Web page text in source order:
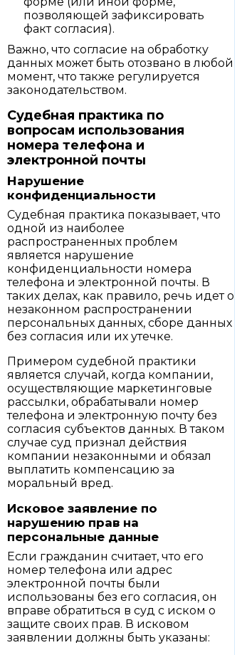
позволяющей зафиксировать
факт согласия).
Важно, что согласие на обработку
данных может быть отозвано в любой
момент, что также регулируется
законодательством.
Судебная практика по
вопросам использования
номера телефона и
электронной почты
Нарушение
конфиденциальности
Судебная практика показывает, что
одной из наиболее
распространенных проблем
является нарушение
конфиденциальности номера
телефона и электронной почты. В
таких делах, как правило, речь идет о
незаконном распространении
персональных данных, сборе данных
без согласия или их утечке.
Примером судебной практики
является случай, когда компании,
осуществляющие маркетинговые
рассылки, обрабатывали номер
телефона и электронную почту без
согласия субъектов данных. В таком
случае суд признал действия
компании незаконными и обязал
выплатить компенсацию за
моральный вред.
Исковое заявление по
нарушению прав на
персональные данные
Если гражданин считает, что его
номер телефона или адрес
электронной почты были
использованы без его согласия, он
вправе обратиться в суд с иском о
защите своих прав. В исковом
заявлении должны быть указаны: